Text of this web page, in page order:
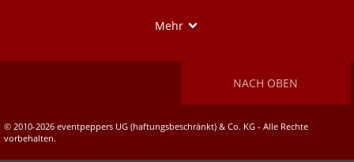
Mehr
NACH OBEN
© 2010-2026 eventpeppers UG (haftungsbeschränkt) & Co. KG - Alle Rechte
vorbehalten.